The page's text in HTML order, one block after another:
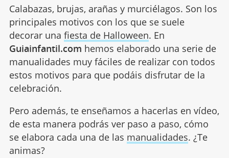
Calabazas, brujas, arañas y murciélagos. Son los
principales motivos con los que se suele
decorar una fiesta de Halloween. En
Guiainfantil.com hemos elaborado una serie de
manualidades muy fáciles de realizar con todos
estos motivos para que podáis disfrutar de la
celebración.
Pero además, te enseñamos a hacerlas en vídeo,
de esta manera podrás ver paso a paso, cómo
se elabora cada una de las manualidades. ¿Te
animas?